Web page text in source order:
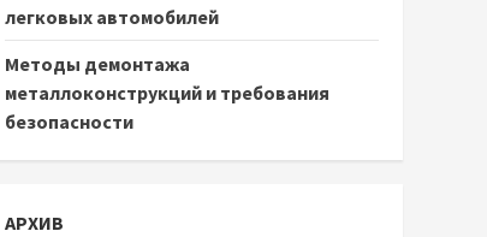
легковых автомобилей
Методы демонтажа
металлоконструкций и требования
безопасности
АРХИВ